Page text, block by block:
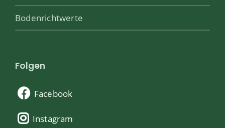
Bodenrichtwerte
Folgen
Facebook
Instagram